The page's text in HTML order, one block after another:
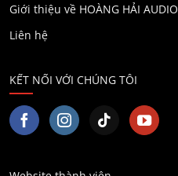
Giới thiệu về HOÀNG HẢI AUDIO
Liên hệ
KẾT NỐI VỚI CHÚNG TÔI